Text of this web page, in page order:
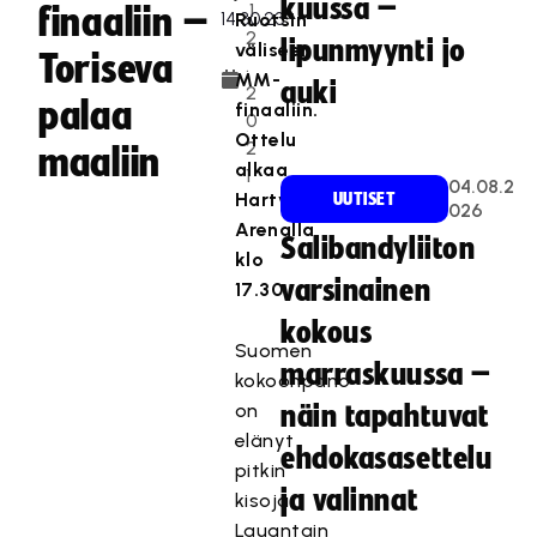
finaaliin –
Toriseva
palaa
maaliin
.1
2
.
2
0
2
1
Ruotsin
väliseen
MM-
finaaliin.
Ottelu
alkaa
Hartwall
Arenalla
klo
17.30.
Suomen
kokoonpano
on
elänyt
pitkin
kisoja.
Lauantain
kuussa –
lipunmyynti jo
auki
UUTISET
04.08.2
026
Salibandyliiton
varsinainen
kokous
marraskuussa –
näin tapahtuvat
ehdokasasettelu
ja valinnat